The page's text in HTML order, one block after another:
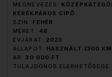
MEGNEVEZÉS:
KERÉKPÁROS CIPŐ
SZÍN: FEHÉR
MÉRET: 48
ÉVJÁRAT: 2023
ÁLLAPOT: HASZNÁLT (300
ÁR: 30 000 FT
TULAJDONOS ELÉRHETŐSÉGE: